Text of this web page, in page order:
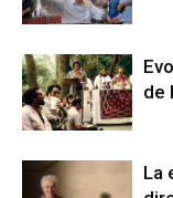
de
La